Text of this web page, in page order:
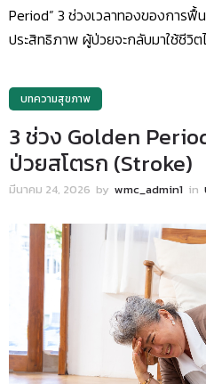
Period” 3 ช่วงเวลาทองของการฟื้
ประสิทธิภาพ ผู้ป่วยจะกลับมาใช้ชีวิ
บทความสุขภาพ
3 ช่วง Golden
ป่วยสโตรก (Stroke)
มีนาคม 24, 2026 by wmc_admin1 in